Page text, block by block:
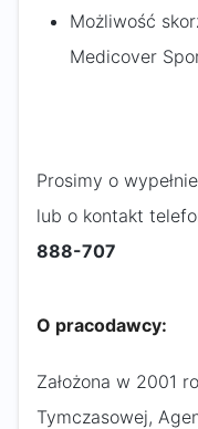
Możliwość
Medicover
Prosimy o
lub o kontakt
888-707
O pracodawcy:
Założona w 2001
Tymczasowej,